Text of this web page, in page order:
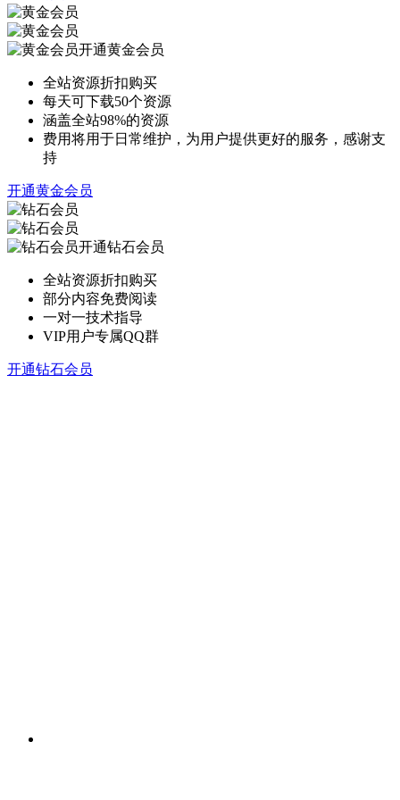
开通黄金会员
全站资源折扣购买
每天可下载50个资源
涵盖全站98%的资源
费用将用于日常维护，为用户提供更好的服务，感谢支
持
开通黄金会员
开通钻石会员
全站资源折扣购买
部分内容免费阅读
一对一技术指导
VIP用户专属QQ群
开通钻石会员